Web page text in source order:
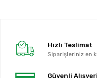
Hızlı Teslimat
Siparişleriniz en
Güvenli